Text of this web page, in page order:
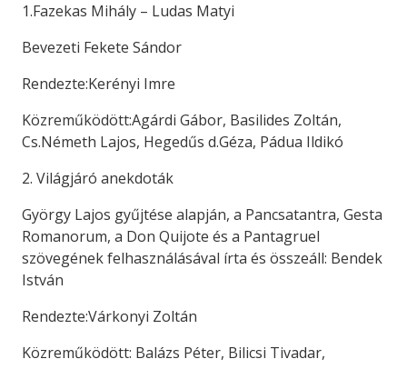
1.Fazekas Mihály – Ludas Matyi
Bevezeti Fekete Sándor
Rendezte:Kerényi Imre
Közreműködött:Agárdi Gábor, Basilides Zoltán,
Cs.Németh Lajos, Hegedűs d.Géza, Pádua Ildikó
2. Világjáró anekdoták
György Lajos gyűjtése alapján, a Pancsatantra, Gesta
Romanorum, a Don Quijote és a Pantagruel
szövegének felhasználásával írta és összeáll: Bendek
István
Rendezte:Várkonyi Zoltán
Közreműködött: Balázs Péter, Bilicsi Tivadar,